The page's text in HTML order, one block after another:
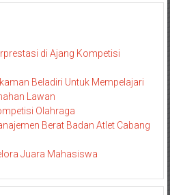
di Ajang Kompetisi
Beladiri Untuk Mempelajari
Lawan
Olahraga
Berat Badan Atlet Cabang
Juara Mahasiswa